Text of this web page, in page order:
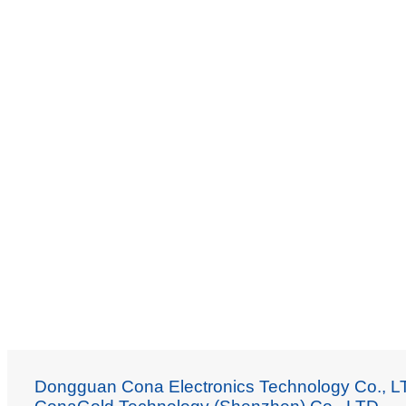
Dongguan Cona Electronics Technology Co.,